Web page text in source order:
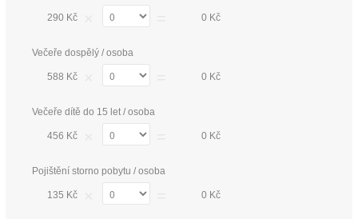
290 Kč 0 Kč
Večeře dospělý / osoba
588 Kč 0 Kč
Večeře dítě do 15 let / osoba
456 Kč 0 Kč
Pojištění storno pobytu / osoba
135 Kč 0 Kč